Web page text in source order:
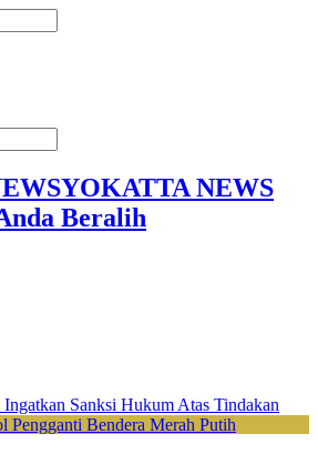
YOKATTA NEWS
Beralih